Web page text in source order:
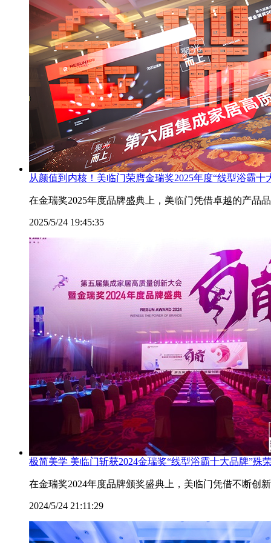
从颜值到内核！美临门荣膺金瑞奖2025年度“线型浴霸十
在金瑞奖2025年度品牌盛典上，美临门凭借卓越的产品
2025/5/24 19:45:35
极简美学 美临门斩获2024金瑞奖“线型浴霸十大品牌”殊
在金瑞奖2024年度品牌颁奖盛典上，美临门凭借不断创
2024/5/24 21:11:29